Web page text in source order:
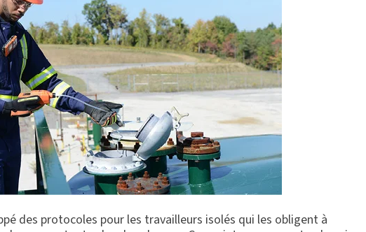
des protocoles pour les travailleurs isolés qui les obligent à